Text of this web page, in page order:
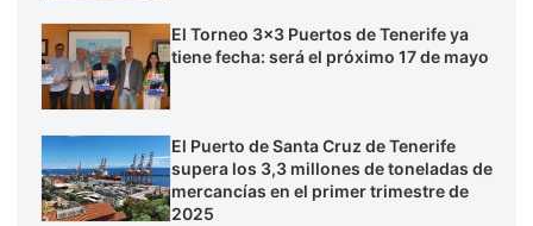
El Torneo 3×3 Puertos de Tenerife ya
tiene fecha: será el próximo 17 de mayo
El Puerto de Santa Cruz de Tenerife
supera los 3,3 millones de toneladas de
mercancías en el primer trimestre de
2025